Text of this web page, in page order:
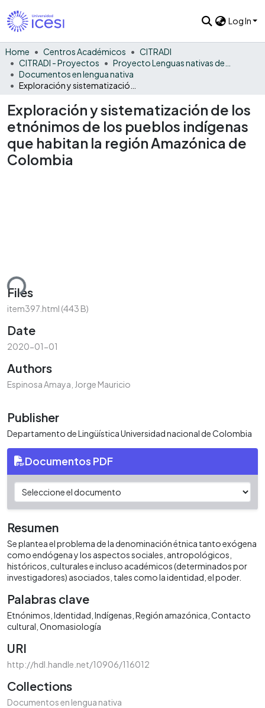
Log In
Home Centros Académicos
CITRADI
CITRADI - Proyectos
Documentos en lengua nativa
Exploración y sistematización de los
etnónimos de los pueblos indígenas
que habitan la región Amazónica de
Colombia
Files
item397.html (443 B)
Date
2020-01-01
Authors
Espinosa Amaya, Jorge Mauricio
Publisher
Departamento de Lingüística Universidad nacional de Colombia
Documentos PDF
Resumen
Se plantea el problema de la denominación étnica tanto exógena
como endógena y los aspectos sociales, antropológicos,
históricos, culturales e incluso académicos (determinados por
investigadores) asociados, tales como la identidad, el poder.
Palabras clave
Etnónimos Identidad Indígenas Región amazónica Contacto
cultural Onomasiología
URI
http://hdl.handle.net/10906/116012
Collections
Documentos en lengua nativa